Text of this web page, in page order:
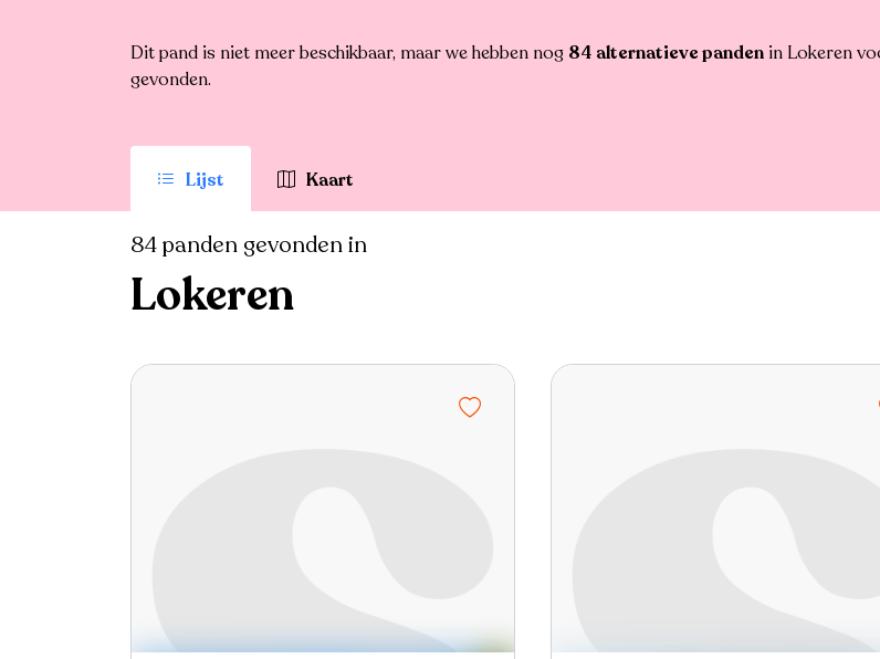
Dit pand is niet meer beschikbaar, maar we hebben nog 84 alternatieve panden in Lokeren
gevonden.
Lijst Kaart
84 panden gevonden in
Lokeren